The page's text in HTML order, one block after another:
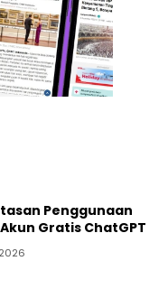
Penggunaan
Gratis ChatGPT